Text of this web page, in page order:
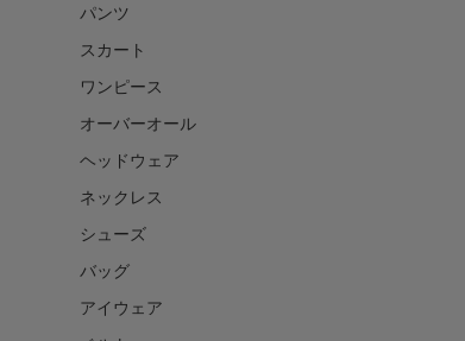
パンツ
スカート
ワンピース
オーバーオール
ヘッドウェア
ネックレス
シューズ
バッグ
アイウェア